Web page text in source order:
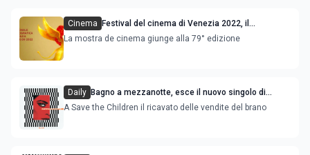
Cinema Festival del cinema di Venezia 2022, il
programma dei film in concorso e nelle varie
La mostra de cinema giunge alla 79° edizione
Daily Bagno a mezzanotte, esce il nuovo singolo di
Elodie accompagnato dal video
A Save the Children il ricavato delle vendite del brano